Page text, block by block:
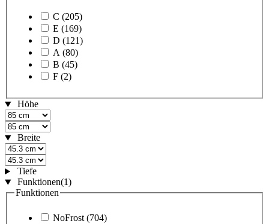
C (205)
E (169)
D (121)
A (80)
B (45)
F (2)
Höhe
Breite
Tiefe
Funktionen(1)
Funktionen
NoFrost (704)